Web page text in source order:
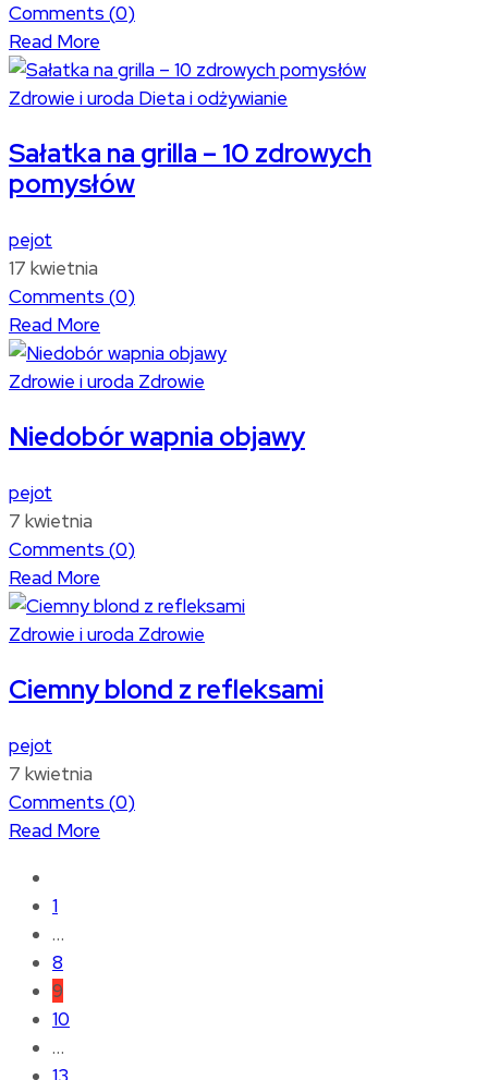
Comments (0)
Read More
Zdrowie i uroda Dieta i odżywianie
Sałatka na grilla – 10 zdrowych
pomysłów
pejot
17 kwietnia
Comments (0)
Read More
Zdrowie i uroda Zdrowie
Niedobór wapnia objawy
pejot
7 kwietnia
Comments (0)
Read More
Zdrowie i uroda Zdrowie
Ciemny blond z refleksami
pejot
7 kwietnia
Comments (0)
Read More
1
…
8
9
10
…